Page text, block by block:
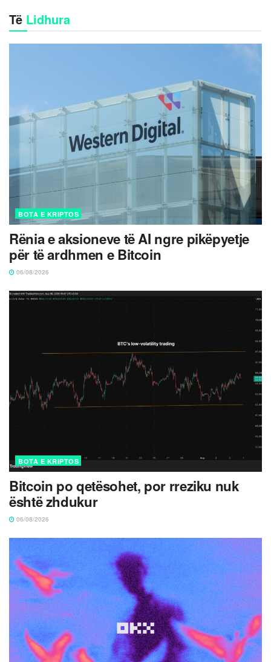
Të Lidhura
BOTA E KRIPTOS
Rënia e aksioneve të AI ngre pikëpyetje
për të ardhmen e Bitcoin
06/08/2026
BOTA E KRIPTOS
Bitcoin po qetësohet, por rreziku nuk
është zhdukur
06/08/2026